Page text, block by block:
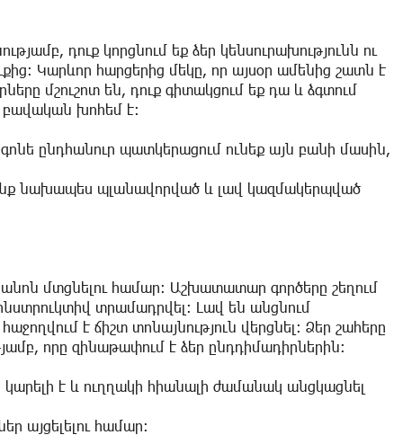
դուք կորցնում եք ձեր կենսուրախությունն ու
Կարևոր հարցերից մեկը, որ այսօր ամենից շատն է
մշուշոտ են, դուք գիտակցում եք դա և ձգտում
բավական խոհեմ է:
ընդհանուր պատկերացում ունեք այն բանի մասին,
նախապես պլանավորված և լավ կազմակերպված
մտցնելու համար: Աշխատատար գործերը շեղում
տրամադրվել: Լավ են անցնում
է ճիշտ տոնայնություն վերցնել: Ձեր շահերը
որը զինաթափում է ձեր ընդդիմադիրներին:
կարելի է և ուղղակի հիանալի ժամանակ անցկացնել
այցելելու համար: